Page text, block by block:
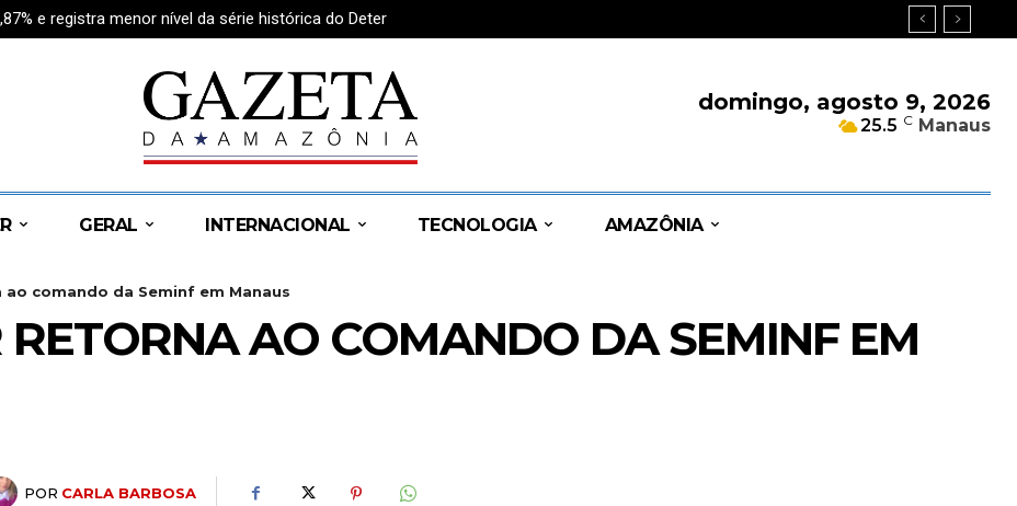
e registra menor nível da série histórica do Deter
domingo, agosto 9, 2026
25.5 C Manaus
GERAL INTERNACIONAL TECNOLOGIA AMAZÔNIA
comando da Seminf em Manaus
AO COMANDO DA SEMINF EM
POR CARLA BARBOSA